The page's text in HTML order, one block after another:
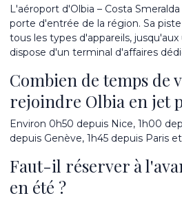
L'aéroport d'Olbia – Costa
porte d'entrée de la région. Sa
tous les types d'appareils,
dispose d'un terminal d'affaires
Combien de temps de
rejoindre Olbia en jet
Environ 0h50 depuis Nice, 1h00
depuis Genève, 1h45 depuis Paris
Faut-il réserver à
en été ?